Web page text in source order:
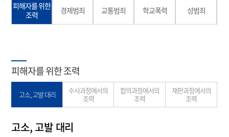
피해자를 위한
조력
경제범죄 교통범죄 학교폭력 성범죄
피해자를 위한 조력
고소, 고발 대리
수사과정에서의
조력
합의과정에서의
조력
재판과정에서의
조력
고소, 고발 대리